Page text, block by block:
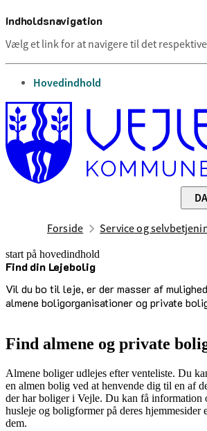
Indholdsnavigation
Vælg et link for at navigere til det
gå til
Hovedindhold
DA
Forside Service og
start på hovedindhold
Find din Lejebolig
Vil du bo til leje, er der masser af
almene boligorganisationer og private
senest opdateret 22. januar 2026
Find almene og private
Almene boliger udlejes efter venteliste. Du
en almen bolig ved at henvende dig til en af
der har boliger i Vejle. Du kan få information
husleje og boligformer på deres hjemmesider
dem.